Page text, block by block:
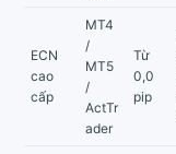
ECN
cao
cấp
MT4
/
MT5
/
ActTr
ader
Từ
0,0
pip